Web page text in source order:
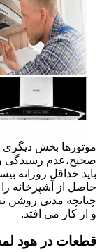
موتورها بخش دیگری
صحیح،عدم رسیدگی و
باید حداقل روزانه
حاصل از آشپزخانه را
چنانچه مدتی روشن
و از کار می افتد.
قطعات در هود